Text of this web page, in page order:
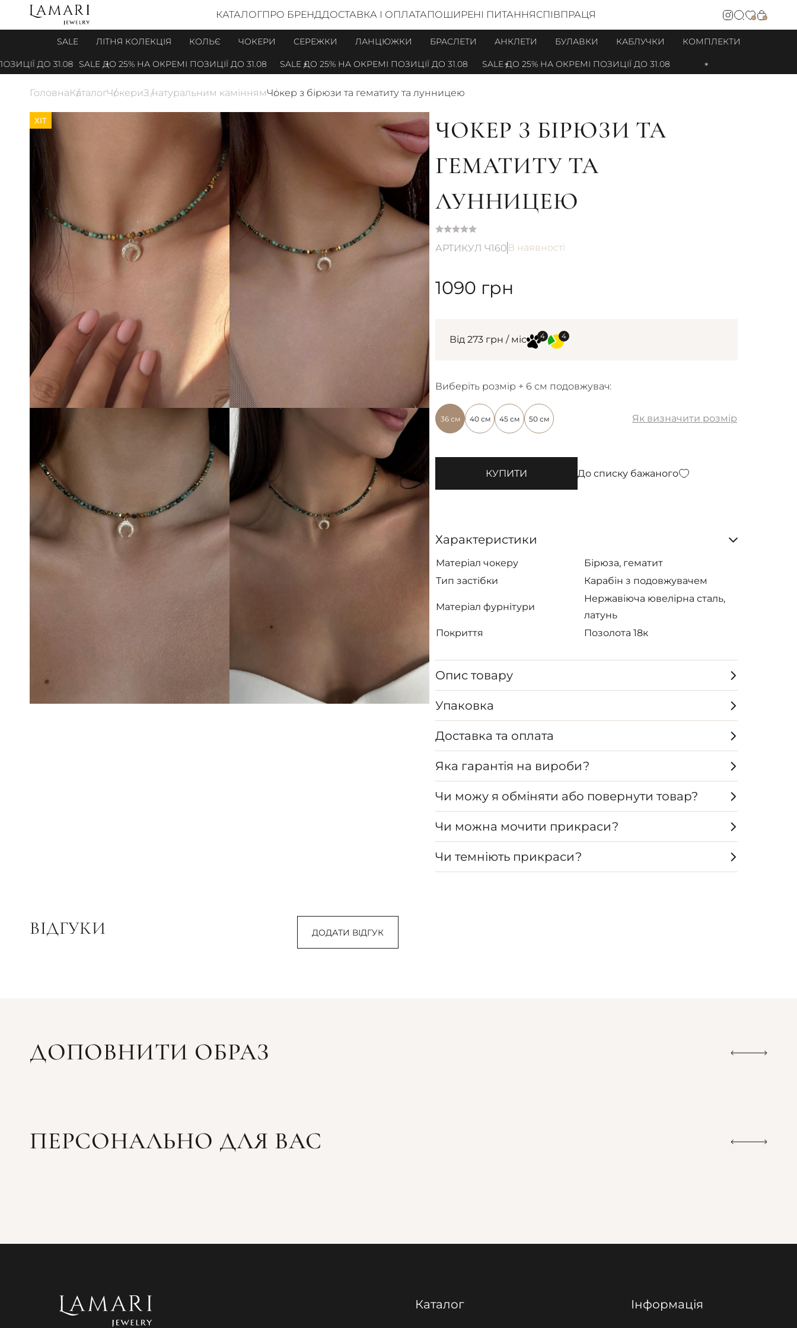
КАТАЛОГПРО БРЕНДДОСТАВКА І ОПЛАТАПОШИРЕНІ ПИТАННЯСПІВПРАЦЯ 0 0
SALE ЛІТНЯ КОЛЕКЦІЯ КОЛЬЄ ЧОКЕРИ СЕРЕЖКИ ЛАНЦЮЖКИ БРАСЛЕТИ АНКЛЕТИ БУЛАВКИ КАБЛУЧКИ КОМПЛЕКТИ
ДО 31.08 SALE ДО 25% НА ОКРЕМІ ПОЗИЦІЇ ДО 31.08 SALE ДО 25% НА ОКРЕМІ ПОЗИЦІЇ ДО 31.08 SALE ДО 25% НА ОКРЕМІ ПОЗИЦІЇ ДО 31.08
ГоловнаКаталогЧокериЗ натуральним каміннямЧокер з бірюзи та гематиту та лунницею
ХІТ
ЧОКЕР З БІРЮЗИ ТА
ГЕМАТИТУ ТА
ЛУННИЦЕЮ
АРТИКУЛ Ч160 В наявності
1090 грн
Від 273 грн / міс
Виберіть розмір + 6 см подовжувач:
36 см 40 см 45 см 50 см Як визначити розмір
КУПИТИ До списку бажаного
Характеристики
Матеріал чокеру
Бірюза, гематит
Тип застібки
Карабін з подовжувачем
Матеріал фурнітури
Нержавіюча ювелірна сталь,
латунь
Покриття
Позолота 18к
Опис товару
Упаковка
Доставка та оплата
Яка гарантія на вироби?
Чи можу я обміняти або повернути товар?
Чи можна мочити прикраси?
Чи темніють прикраси?
ВІДГУКИ ДОДАТИ ВІДГУК
ДОПОВНИТИ ОБРАЗ
ПЕРСОНАЛЬНО ДЛЯ ВАС
Каталог Інформація